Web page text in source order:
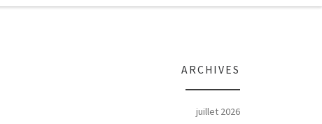
ARCHIVES
juillet 2026